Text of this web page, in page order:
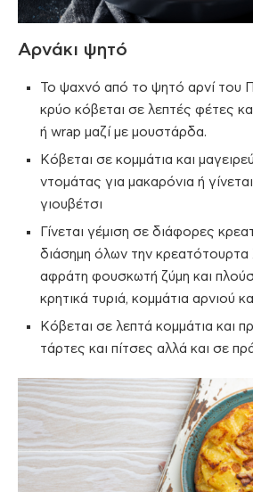
Αρνάκι ψητό
Το ψαχνό από το ψητό αρνί του
κρύο κόβεται σε λεπτές φέτες
ή wrap μαζί με μουστάρδα.
Κόβεται σε κομμάτια και
ντομάτας για μακαρόνια ή
γιουβέτσι
Γίνεται γέμιση σε διάφορες
διάσημη όλων την κρεατότουρτα
αφράτη φουσκωτή ζύμη και
κρητικά τυριά, κομμάτια αρνιού
Κόβεται σε λεπτά κομμάτια και
τάρτες και πίτσες αλλά και σε